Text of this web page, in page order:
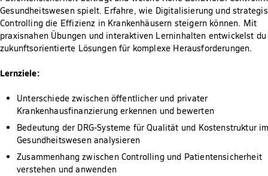
Gesundheitswesen spielt. Erfahre, wie Digitalisierung und
Controlling die Effizienz in Krankenhäusern steigern können. Mit
praxisnahen Übungen und interaktiven Lerninhalten entwickelst du
zukunftsorientierte Lösungen für komplexe Herausforderungen.
Lernziele:
Unterschiede zwischen öffentlicher und privater
Krankenhausfinanzierung erkennen und bewerten
Bedeutung der DRG-Systeme für Qualität und Kostenstruktur
Gesundheitswesen analysieren
Zusammenhang zwischen Controlling und Patientensicherheit
verstehen und anwenden